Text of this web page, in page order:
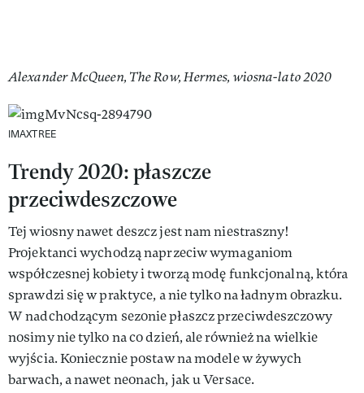
Alexander McQueen, The Row, Hermes, wiosna-lato 2020
IMAXTREE
Trendy 2020: płaszcze
przeciwdeszczowe
Tej wiosny nawet deszcz jest nam niestraszny!
Projektanci wychodzą naprzeciw wymaganiom
współczesnej kobiety i tworzą modę funkcjonalną, która
sprawdzi się w praktyce, a nie tylko na ładnym obrazku.
W nadchodzącym sezonie płaszcz przeciwdeszczowy
nosimy nie tylko na co dzień, ale również na wielkie
wyjścia. Koniecznie postaw na modele w żywych
barwach, a nawet neonach, jak u Versace.